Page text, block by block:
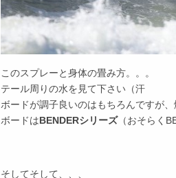
このスプレーと身体の畳み方。。。
テール周りの水を見て下さい（汗
ボードが調子良いのはもちろんですが
ボードはBENDERシリーズ（おそらく
そしてそして、、、